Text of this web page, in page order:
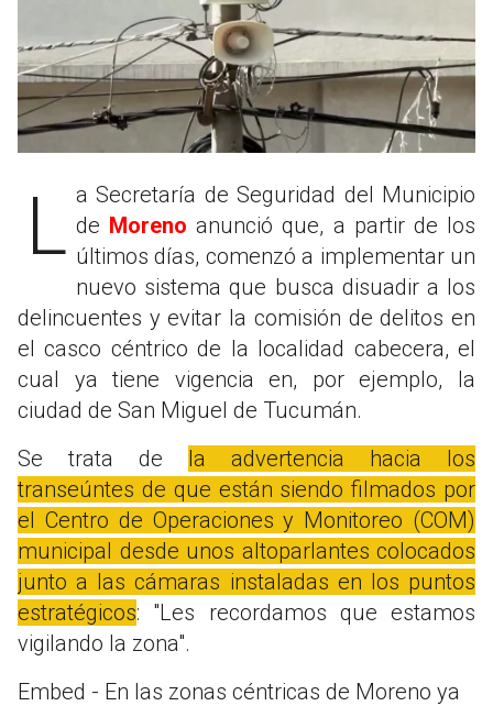
La Secretaría de Seguridad del Municipio de Moreno anunció que, a partir de los
últimos días, comenzó a implementar un
nuevo sistema que busca disuadir a los
delincuentes y evitar la comisión de delitos en
el casco céntrico de la localidad cabecera, el
cual ya tiene vigencia en, por ejemplo, la
ciudad de San Miguel de Tucumán.
Se trata de la advertencia hacia los
transeúntes de que están siendo filmados por
el Centro de Operaciones y Monitoreo (COM)
municipal desde unos altoparlantes colocados
junto a las cámaras instaladas en los puntos
estratégicos: "Les recordamos que estamos
vigilando la zona".
Embed - En las zonas céntricas de Moreno ya